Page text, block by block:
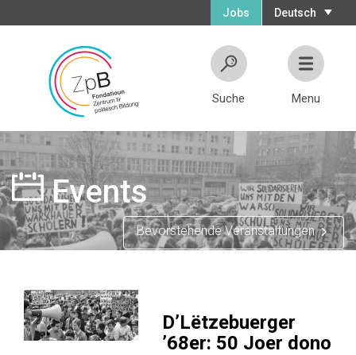
Deutsch
Jobs
Suche Menu
Events
Bevorstehende Veranstaltungen
D’Lëtzebuerger
’68er: 50 Joer dono